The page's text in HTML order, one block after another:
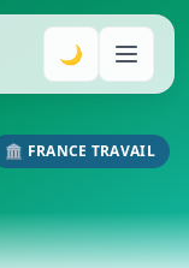
🌙
🏛️ FRANCE TRAVAIL